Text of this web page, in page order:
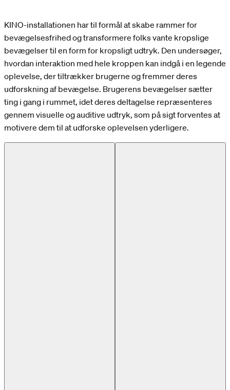
KINO-installationen har til formål at skabe rammer for
bevægelsesfrihed og transformere folks vante kropslige
bevægelser til en form for kropsligt udtryk. Den undersøger,
hvordan interaktion med hele kroppen kan indgå i en legende
oplevelse, der tiltrækker brugerne og fremmer deres
udforskning af bevægelse. Brugerens bevægelser sætter
ting i gang i rummet, idet deres deltagelse repræsenteres
gennem visuelle og auditive udtryk, som på sigt forventes at
motivere dem til at udforske oplevelsen yderligere.